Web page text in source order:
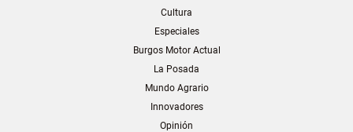
Cultura
Especiales
Burgos Motor Actual
La Posada
Mundo Agrario
Innovadores
Opinión